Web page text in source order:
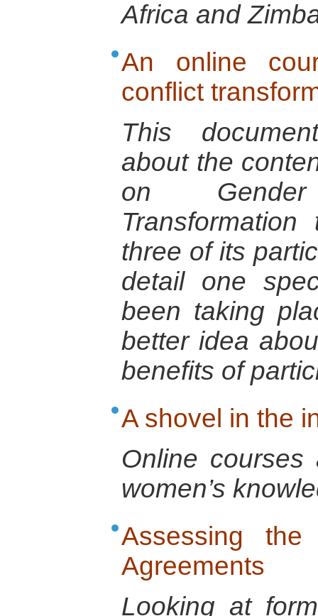
Africa and
An online
conflict
This
about the
on
three of its
detail one
been taking
better idea
benefits of
A shovel in the
Online
women’s
Assessing
Agreements
Looking at